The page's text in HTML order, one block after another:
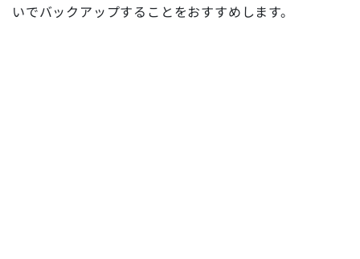
いでバックアップすることをおすすめします。